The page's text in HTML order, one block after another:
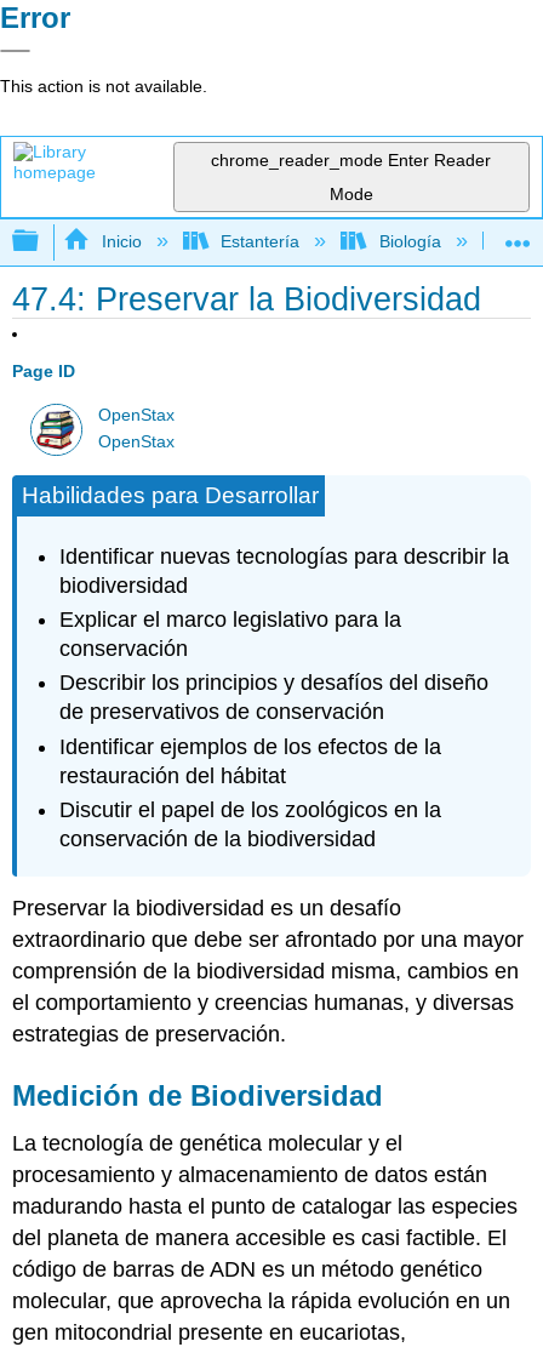
Error
This action is not available.
chrome_reader_mode Enter Reader
Mode
Expandir/contraer jerarquía global
Inicio Estantería Biología
47.4: Preservar la Biodiversidad
Page ID
OpenStax
OpenStax
Habilidades para Desarrollar
Identificar nuevas tecnologías para describir la
biodiversidad
Explicar el marco legislativo para la
conservación
Describir los principios y desafíos del diseño
de preservativos de conservación
Identificar ejemplos de los efectos de la
restauración del hábitat
Discutir el papel de los zoológicos en la
conservación de la biodiversidad
Preservar la biodiversidad es un desafío
extraordinario que debe ser afrontado por una mayor
comprensión de la biodiversidad misma, cambios en
el comportamiento y creencias humanas, y diversas
estrategias de preservación.
Medición de Biodiversidad
La tecnología de genética molecular y el
procesamiento y almacenamiento de datos están
madurando hasta el punto de catalogar las especies
del planeta de manera accesible es casi factible. El
código de barras de ADN es un método genético
molecular, que aprovecha la rápida evolución en un
gen mitocondrial presente en eucariotas,